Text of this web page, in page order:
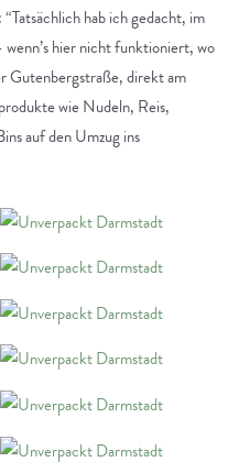
hab ich gedacht, im
hier nicht funktioniert, wo
Gutenbergstraße, direkt am
wie Nudeln, Reis,
auf den Umzug ins